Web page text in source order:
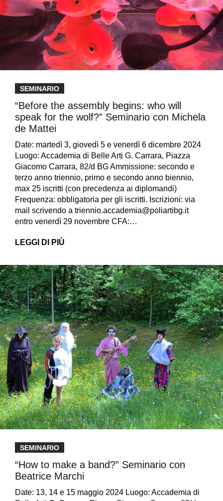
SEMINARIO
“Before the assembly begins: who will
speak for the wolf?” Seminario con Michela
de Mattei
Date: martedì 3, giovedì 5 e venerdì 6 dicembre 2024
Luogo: Accademia di Belle Arti G. Carrara, Piazza
Giacomo Carrara, 82/d BG Ammissione: secondo e
terzo anno triennio, primo e secondo anno biennio,
max 25 iscritti (con precedenza ai diplomandi)
Frequenza: obbligatoria per gli iscritti. Iscrizioni: via
mail scrivendo a triennio.accademia@poliartibg.it
entro venerdì 29 novembre CFA:…
LEGGI DI PIÙ
SEMINARIO
“How to make a band?” Seminario con
Beatrice Marchi
Date: 13, 14 e 15 maggio 2024 Luogo: Accademia di